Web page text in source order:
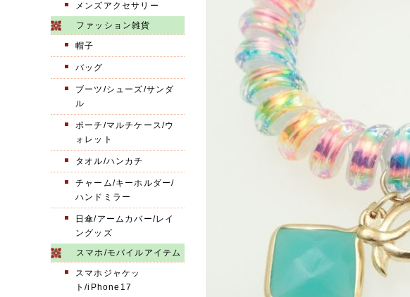
メンズアクセサリー
ファッション雑貨
帽子
バッグ
ブーツ/シューズ/サンダ
ル
ポーチ/マルチケース/ウ
ォレット
タオル/ハンカチ
チャーム/キーホルダー/
ハンドミラー
日傘/アームカバー/レイ
ングッズ
スマホ/モバイルアイテム
スマホジャケッ
ト/iPhone17